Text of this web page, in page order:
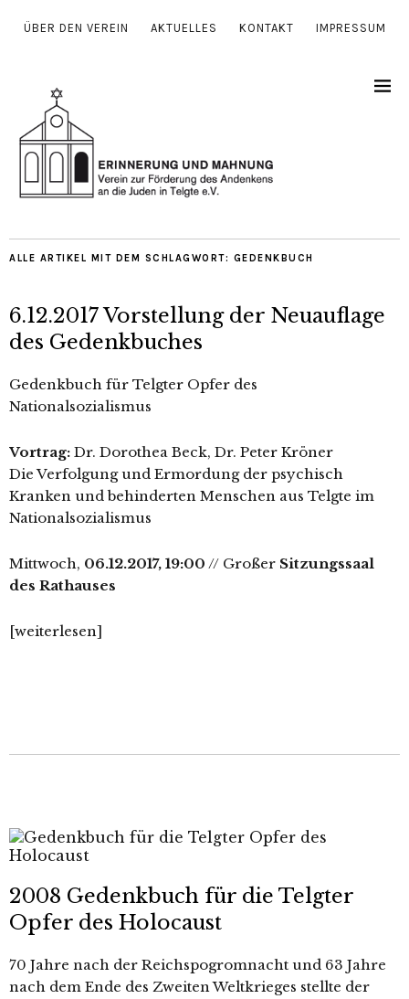
ÜBER DEN VEREIN AKTUELLES KONTAKT IMPRESSUM
ALLE ARTIKEL MIT DEM SCHLAGWORT: GEDENKBUCH
6.12.2017 Vorstellung der Neuauflage
des Gedenkbuches
Gedenkbuch für Telgter Opfer des
Nationalsozialismus
Vortrag: Dr. Dorothea Beck, Dr. Peter Kröner
Die Verfolgung und Ermordung der psy­chisch
Kranken und behin­der­ten Menschen aus Telgte im
Nationalsozialismus
Mittwoch, 06.12.2017, 19:00 // Großer Sitzungssaal
des Rathauses
[wei­ter­le­sen]
2008 Gedenkbuch für die Telgter
Opfer des Holocaust
70 Jahre nach der Reichspogromnacht und 63 Jahre
nach dem Ende des Zweiten Weltkrieges stell­te der